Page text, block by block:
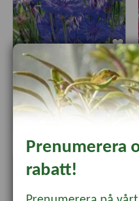
Blåklint 'Midget Blue'
29.60 37 kr
Prenumerera
rabatt!